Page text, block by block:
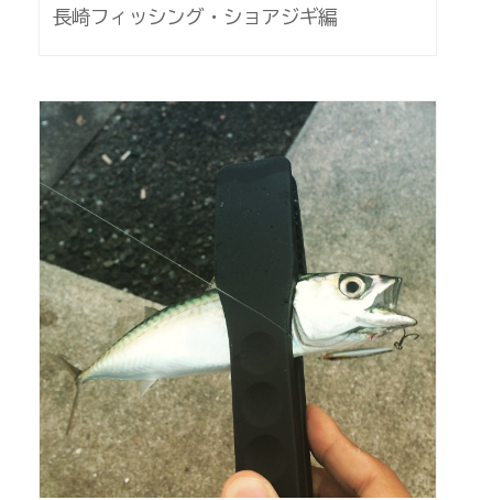
長崎フィッシング・ショアジギ編